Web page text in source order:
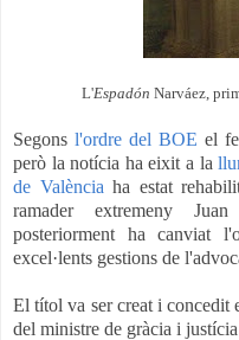
L'Espadón Narváez,
Segons l'ordre del BOE el
però la notícia ha eixit a la
de València ha estat
ramader extremeny
posteriorment ha canviat
excel·lents gestions de
El títol va ser creat i concedit
del ministre de gràcia i